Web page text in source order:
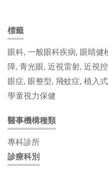
標籤
眼科, 一般眼科疾病, 眼睛健
障, 青光眼, 近視雷射, 近視
眼症, 眼整型, 飛蚊症, 植入
學童視力保健
醫事機構種類
專科診所
診療科別